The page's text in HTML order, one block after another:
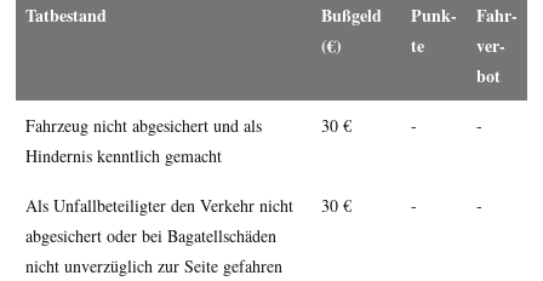
Tatbe­stand
Buß­geld
(€)
Punk­
te
Fahr­
ver­
bot
Fahrzeug nicht abge­sichert und als
Hinder­nis kenntlich gemacht
30 € - -
Als Unfall­betei­ligter den Verkehr nicht
abgesichert oder bei Bagatell­schäden
nicht unver­züglich zur Seite gefahren
30 € - -